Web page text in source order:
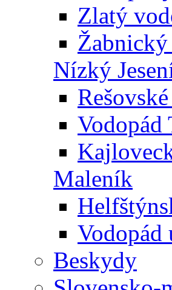
Zlatý
Nízký
Vodopád
Maleník
Vodopád
Beskydy